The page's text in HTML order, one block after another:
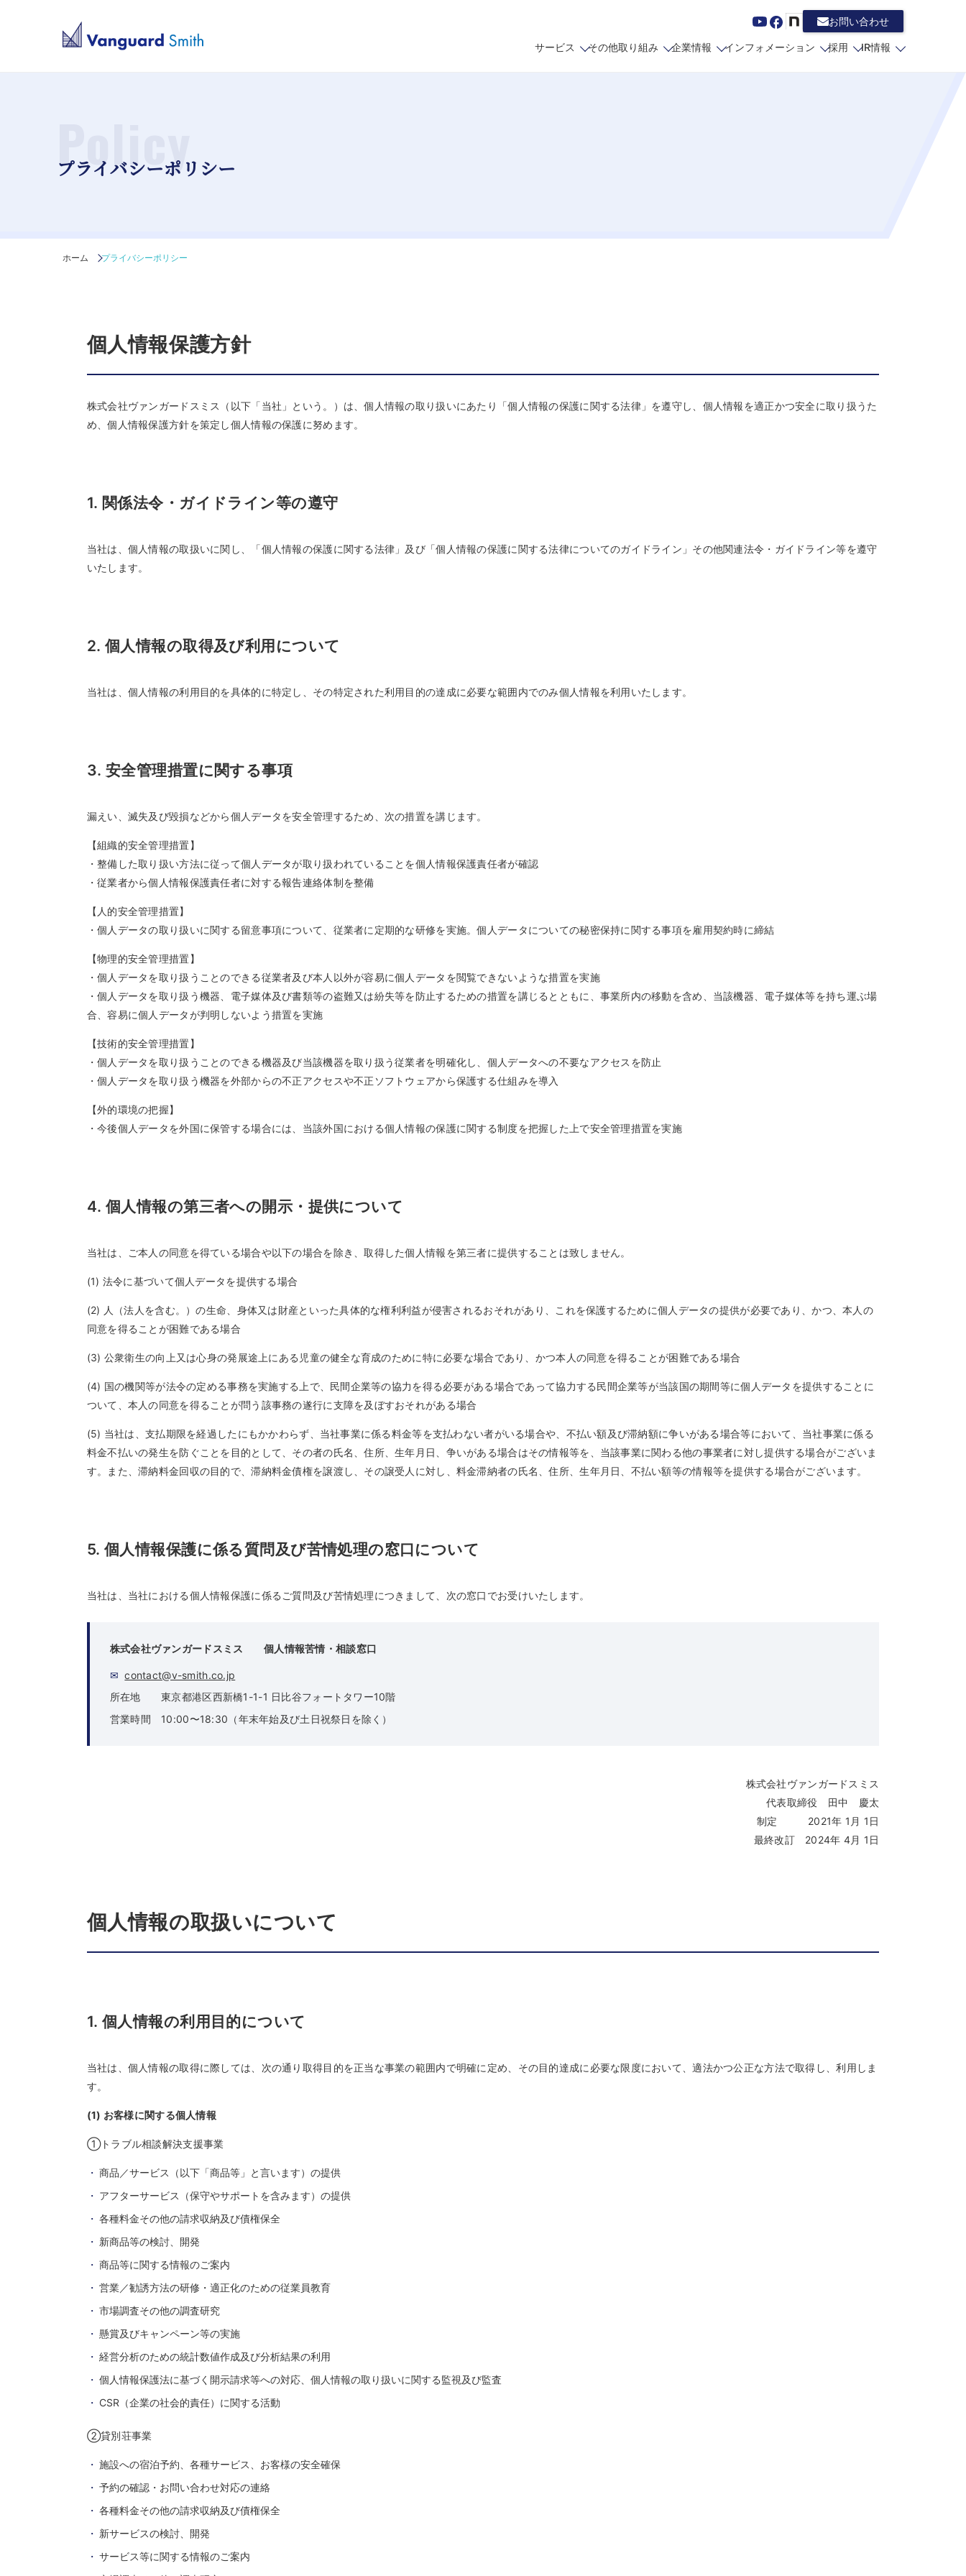
お問い合わせ
サービス その他取り組み 企業情報 インフォメーション 採用 IR情報
Policy
プライバシーポリシー
ホーム プライバシーポリシー
個人情報保護方針
株式会社ヴァンガードスミス（以下「当社」という。）は、個人情報の取り扱いにあたり「個人情報の保護に関する法律」を遵守し、個人情報を適正かつ安全に取り扱うた
め、個人情報保護方針を策定し個人情報の保護に努めます。
1. 関係法令・ガイドライン等の遵守
当社は、個人情報の取扱いに関し、「個人情報の保護に関する法律」及び「個人情報の保護に関する法律についてのガイドライン」その他関連法令・ガイドライン等を遵守
いたします。
2. 個人情報の取得及び利用について
当社は、個人情報の利用目的を具体的に特定し、その特定された利用目的の達成に必要な範囲内でのみ個人情報を利用いたします。
3. 安全管理措置に関する事項
漏えい、滅失及び毀損などから個人データを安全管理するため、次の措置を講じます。
【組織的安全管理措置】
・整備した取り扱い方法に従って個人データが取り扱われていることを個人情報保護責任者が確認
・従業者から個人情報保護責任者に対する報告連絡体制を整備
【人的安全管理措置】
・個人データの取り扱いに関する留意事項について、従業者に定期的な研修を実施。個人データについての秘密保持に関する事項を雇用契約時に締結
【物理的安全管理措置】
・個人データを取り扱うことのできる従業者及び本人以外が容易に個人データを閲覧できないような措置を実施
・個人データを取り扱う機器、電子媒体及び書類等の盗難又は紛失等を防止するための措置を講じるとともに、事業所内の移動を含め、当該機器、電子媒体等を持ち運ぶ場
合、容易に個人データが判明しないよう措置を実施
【技術的安全管理措置】
・個人データを取り扱うことのできる機器及び当該機器を取り扱う従業者を明確化し、個人データへの不要なアクセスを防止
・個人データを取り扱う機器を外部からの不正アクセスや不正ソフトウェアから保護する仕組みを導入
【外的環境の把握】
・今後個人データを外国に保管する場合には、当該外国における個人情報の保護に関する制度を把握した上で安全管理措置を実施
4. 個人情報の第三者への開示・提供について
当社は、ご本人の同意を得ている場合や以下の場合を除き、取得した個人情報を第三者に提供することは致しません。
(1) 法令に基づいて個人データを提供する場合
(2) 人（法人を含む。）の生命、身体又は財産といった具体的な権利利益が侵害されるおそれがあり、これを保護するために個人データの提供が必要であり、かつ、本人の
同意を得ることが困難である場合
(3) 公衆衛生の向上又は心身の発展途上にある児童の健全な育成のために特に必要な場合であり、かつ本人の同意を得ることが困難である場合
(4) 国の機関等が法令の定める事務を実施する上で、民間企業等の協力を得る必要がある場合であって協力する民間企業等が当該国の期間等に個人データを提供することに
ついて、本人の同意を得ることが問う該事務の遂行に支障を及ぼすおそれがある場合
(5) 当社は、支払期限を経過したにもかかわらず、当社事業に係る料金等を支払わない者がいる場合や、不払い額及び滞納額に争いがある場合等において、当社事業に係る
料金不払いの発生を防ぐことを目的として、その者の氏名、住所、生年月日、争いがある場合はその情報等を、当該事業に関わる他の事業者に対し提供する場合がございま
す。また、滞納料金回収の目的で、滞納料金債権を譲渡し、その譲受人に対し、料金滞納者の氏名、住所、生年月日、不払い額等の情報等を提供する場合がございます。
5. 個人情報保護に係る質問及び苦情処理の窓口について
当社は、当社における個人情報保護に係るご質問及び苦情処理につきまして、次の窓口でお受けいたします。
株式会社ヴァンガードスミス 個人情報苦情・相談窓口
✉ contact@v-smith.co.jp
所在地 東京都港区西新橋1-1-1 日比谷フォートタワー10階
営業時間 10:00〜18:30（年末年始及び土日祝祭日を除く）
株式会社ヴァンガードスミス
代表取締役 田中 慶太
制定 2021年 1月 1日
最終改訂 2024年 4月 1日
個人情報の取扱いについて
1. 個人情報の利用目的について
当社は、個人情報の取得に際しては、次の通り取得目的を正当な事業の範囲内で明確に定め、その目的達成に必要な限度において、適法かつ公正な方法で取得し、利用しま
す。
(1) お客様に関する個人情報
①トラブル相談解決支援事業
商品／サービス（以下「商品等」と言います）の提供
アフターサービス（保守やサポートを含みます）の提供
各種料金その他の請求収納及び債権保全
新商品等の検討、開発
商品等に関する情報のご案内
営業／勧誘方法の研修・適正化のための従業員教育
市場調査その他の調査研究
懸賞及びキャンペーン等の実施
経営分析のための統計数値作成及び分析結果の利用
個人情報保護法に基づく開示請求等への対応、個人情報の取り扱いに関する監視及び監査
CSR（企業の社会的責任）に関する活動
②貸別荘事業
施設への宿泊予約、各種サービス、お客様の安全確保
予約の確認・お問い合わせ対応の連絡
各種料金その他の請求収納及び債権保全
新サービスの検討、開発
サービス等に関する情報のご案内